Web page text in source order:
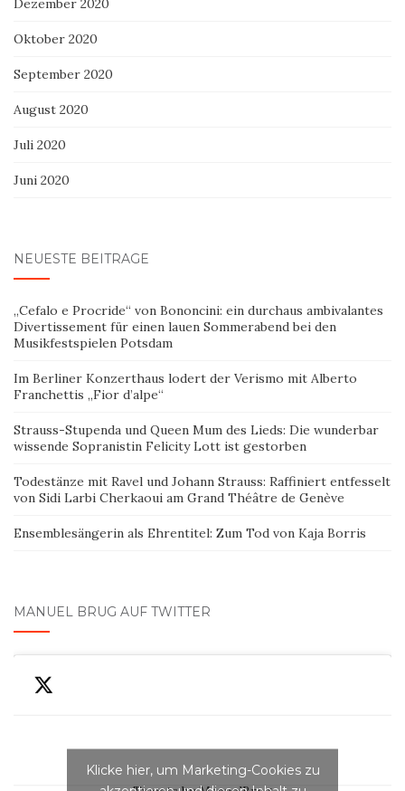
Dezember 2020
Oktober 2020
September 2020
August 2020
Juli 2020
Juni 2020
NEUESTE BEITRÄGE
„Cefalo e Procride“ von Bononcini: ein durchaus ambivalantes
Divertissement für einen lauen Sommerabend bei den
Musikfestspielen Potsdam
Im Berliner Konzerthaus lodert der Verismo mit Alberto
Franchettis „Fior d’alpe“
Strauss-Stupenda und Queen Mum des Lieds: Die wunderbar
wissende Sopranistin Felicity Lott ist gestorben
Todestänze mit Ravel und Johann Strauss: Raffiniert entfesselt
von Sidi Larbi Cherkaoui am Grand Théâtre de Genève
Ensemblesängerin als Ehrentitel: Zum Tod von Kaja Borris
MANUEL BRUG AUF TWITTER
Klicke hier, um Marketing-Cookies zu